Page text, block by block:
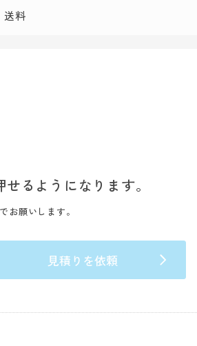
送料
るようになります。
お願いします。
見積りを依頼